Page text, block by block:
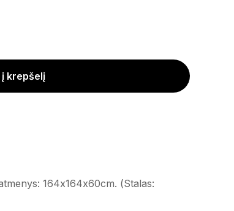
į krepšelį
164x164x60cm. (Stalas: